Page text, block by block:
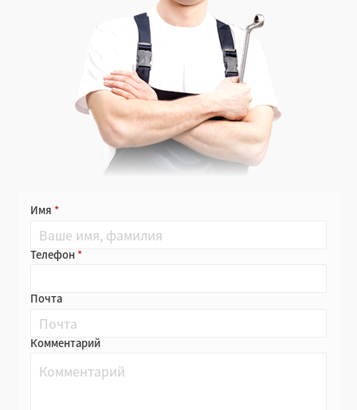
Имя
Телефон
Почта
Комментарий